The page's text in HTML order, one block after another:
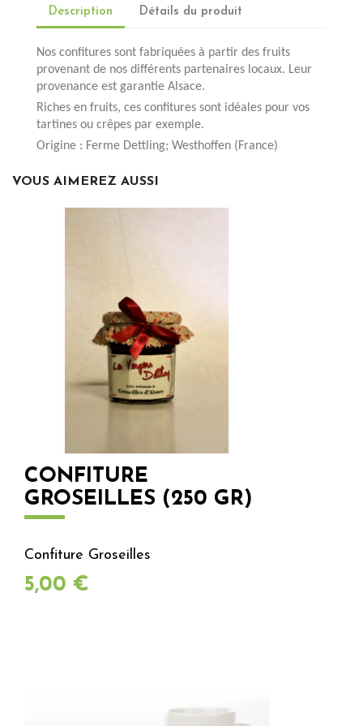
Description Détails du produit
Nos confitures sont fabriquées à partir des fruits
provenant de nos différents partenaires locaux. Leur
provenance est garantie Alsace.
Riches en fruits, ces confitures sont idéales pour vos
tartines ou crêpes par exemple.
Origine : Ferme Dettling; Westhoffen (France)
VOUS AIMEREZ AUSSI
CONFITURE
GROSEILLES (250 GR)
Confiture Groseilles
Prix
5,00 €